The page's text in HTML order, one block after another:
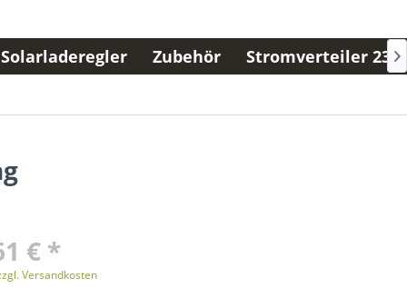
Solarladeregler Zubehör Stromverteiler 
€ *
Versandkosten